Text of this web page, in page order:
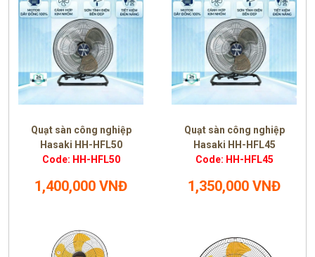
Quạt sàn công nghiệp
Hasaki HH-HFL50
Code: HH-HFL50
1,400,000 VNĐ
Quạt sàn công nghiệp
Hasaki HH-HFL45
Code: HH-HFL45
1,350,000 VNĐ